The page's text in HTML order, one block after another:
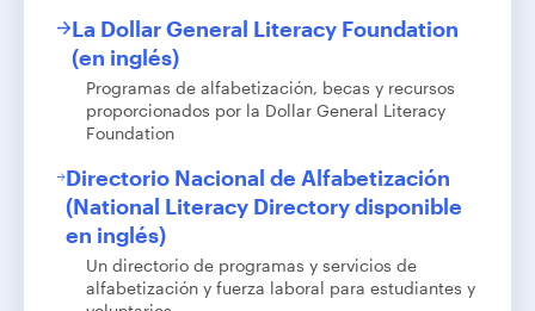
La Dollar General Literacy Foundation
(en inglés)
Programas de alfabetización, becas y recursos
proporcionados por la Dollar General Literacy
Foundation
Directorio Nacional de Alfabetización
(National Literacy Directory disponible
en inglés)
Un directorio de programas y servicios de
alfabetización y fuerza laboral para estudiantes y